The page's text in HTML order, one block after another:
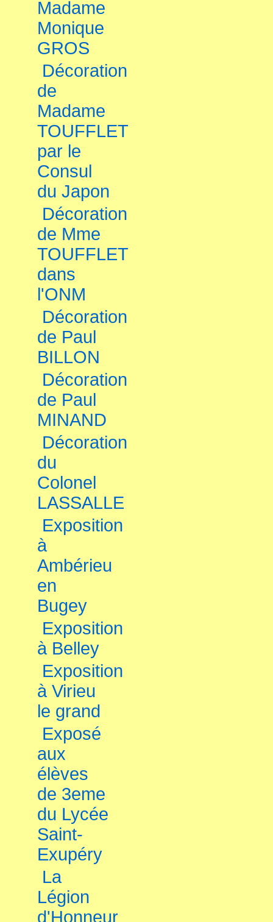
Madame
Monique
GROS
Décoration
de
Madame
TOUFFLET
par le
Consul
du Japon
Décoration
de Mme
TOUFFLET
dans
l'ONM
Décoration
de Paul
BILLON
Décoration
de Paul
MINAND
Décoration
du
Colonel
LASSALLE
Exposition
à
Ambérieu
en
Bugey
Exposition
à Belley
Exposition
à Virieu
le grand
Exposé
aux
élèves
de 3eme
du Lycée
Saint-
Exupéry
La
Légion
d'Honneur